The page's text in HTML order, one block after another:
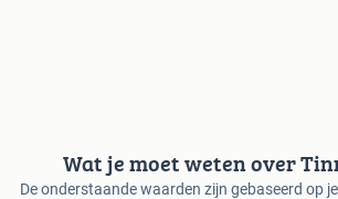
Wat je moet weten over
De onderstaande waarden zijn gebaseerd op